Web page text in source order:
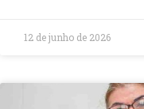
12 de junho de 2026